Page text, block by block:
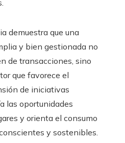
demuestra que una
y bien gestionada no
de transacciones, sino
que favorece el
de iniciativas
las oportunidades
y orienta el consumo
y sostenibles.